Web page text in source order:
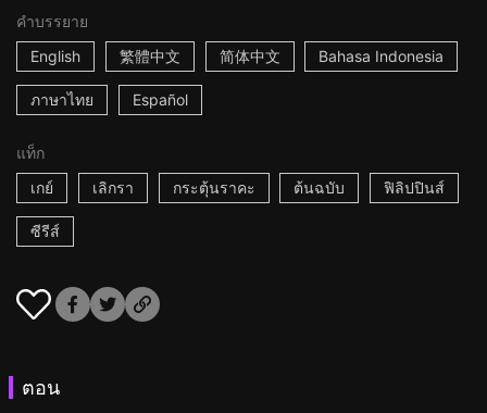
คำบรรยาย
English
繁體中文 简体中文 Bahasa Indonesia
ภาษาไทย Español
แท็ก
เกย์
เลิกรา กระตุ้นราคะ ต้นฉบับ ฟิลิปปินส์
ซีรีส์
ตอน